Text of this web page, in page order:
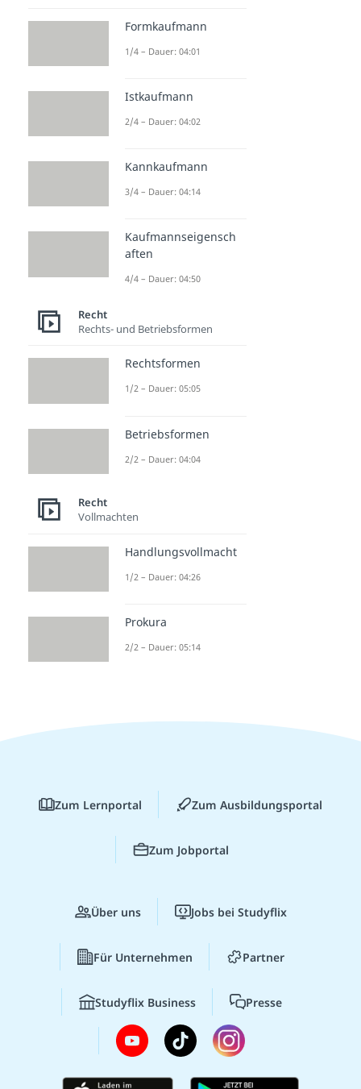
Formkaufmann
1/4 – Dauer: 04:01
Istkaufmann
2/4 – Dauer: 04:02
Kannkaufmann
3/4 – Dauer: 04:14
Kaufmannseigensch
aften
4/4 – Dauer: 04:50
Recht
Rechts- und Betriebsformen
Rechtsformen
1/2 – Dauer: 05:05
Betriebsformen
2/2 – Dauer: 04:04
Recht
Vollmachten
Handlungsvollmacht
1/2 – Dauer: 04:26
Prokura
2/2 – Dauer: 05:14
Zum Lernportal Zum Ausbildungsportal
Zum Jobportal
Über uns Jobs bei Studyflix
Für Unternehmen Partner
Studyflix Business Presse